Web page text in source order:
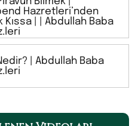
Hazretleri’nden
Kıssa | | Abdullah Baba
| Abdullah Baba